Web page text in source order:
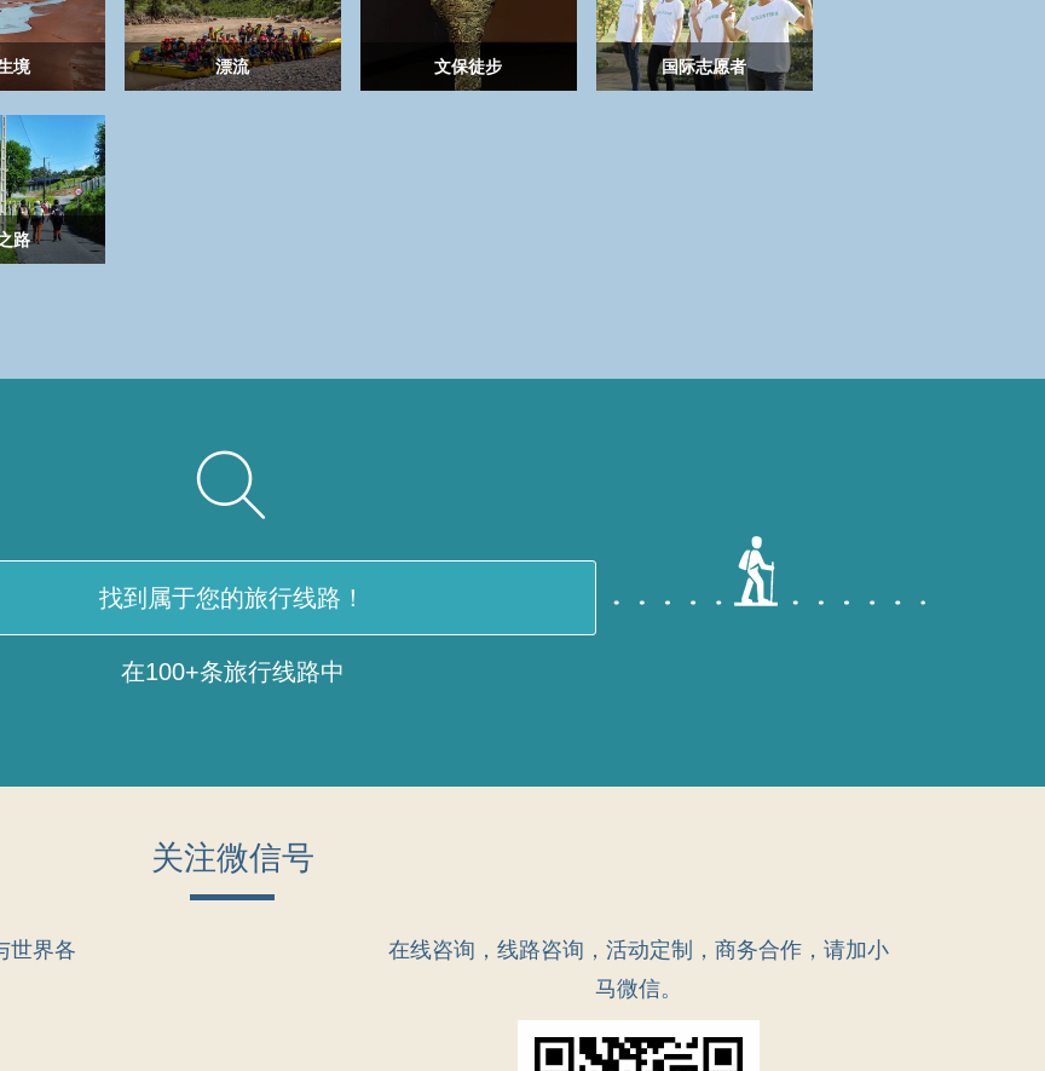
境 漂流 文保徒步 国际志愿者
路
找到属于您的旅行线路！
在100+条旅行线路中
关注微信号
世界各
在线咨询，线路咨询，活动定制，商务合作，请加小
马微信。